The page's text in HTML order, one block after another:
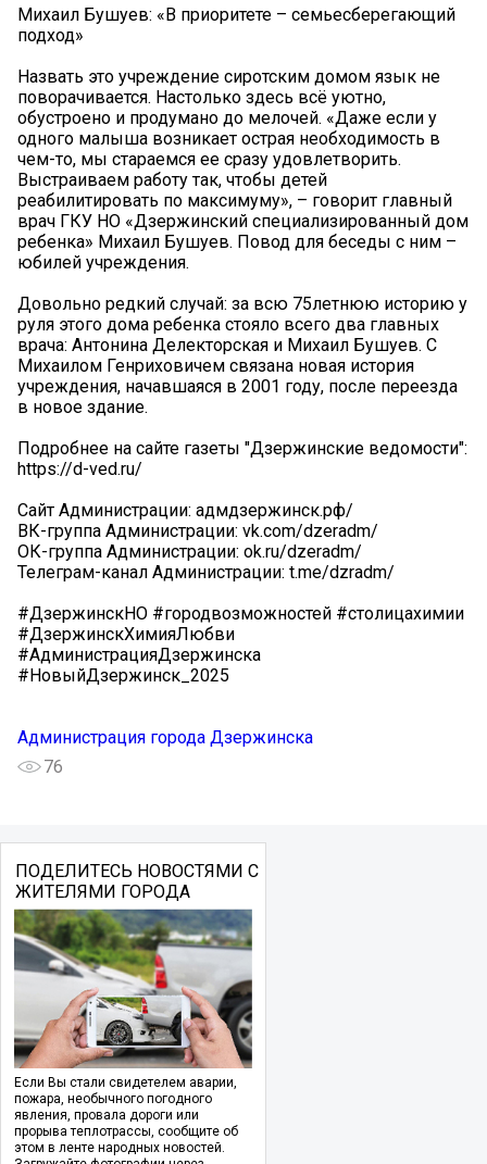
Михаил Бушуев: «В приоритете – семьесберегающий
подход»
Назвать это учреждение сиротским домом язык не
поворачивается. Настолько здесь всё уютно,
обустроено и продумано до мелочей. «Даже если у
одного малыша возникает острая необходимость в
чем-то, мы стараемся ее сразу удовлетворить.
Выстраиваем работу так, чтобы детей
реабилитировать по максимуму», – говорит главный
врач ГКУ НО «Дзержинский специализированный дом
ребенка» Михаил Бушуев. Повод для беседы с ним –
юбилей учреждения.
Довольно редкий случай: за всю 75летнюю историю у
руля этого дома ребенка стояло всего два главных
врача: Антонина Делекторская и Михаил Бушуев. С
Михаилом Генриховичем связана новая история
учреждения, начавшаяся в 2001 году, после переезда
в новое здание.
Подробнее на сайте газеты "Дзержинские ведомости":
https://d-ved.ru/
Сайт Администрации: адмдзержинск.рф/
ВК-группа Администрации: vk.com/dzeradm/
ОК-группа Администрации: ok.ru/dzeradm/
Телеграм-канал Администрации: t.me/dzradm/
#ДзержинскНО #городвозможностей #столицахимии
#ДзержинскХимияЛюбви
#АдминистрацияДзержинска
#НовыйДзержинск_2025
Администрация города Дзержинска
76
ПОДЕЛИТЕСЬ НОВОСТЯМИ С
ЖИТЕЛЯМИ ГОРОДА
Если Вы стали свидетелем аварии,
пожара, необычного погодного
явления, провала дороги или
прорыва теплотрассы, сообщите об
этом в ленте народных новостей.